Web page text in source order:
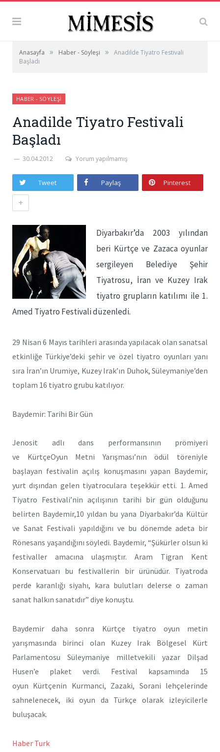
Anasayfa » Haber - Söyleşi »
Anadilde Tiyatro Festivali
Başladı
HABER - SÖYLEŞI
Anadilde Tiyatro Festivali
Başladı
30.04.2012 Yorum yapılmamış
Tweet Paylaş Pinterest
+
Diyarbakır’da 2003 yılından
beri Kürtçe ve Zazaca oyunlar
sergileyen Belediye Şehir
Tiyatrosu, İran ve Kuzey Irak
tiyatro grupların katılımı ile 1.
Amed Tiyatro Festivali düzenledi.
29 Nisan 6 Mayıs tarihleri arasında yapılacak olan sanatsal
etkinliğe Türkiye’deki şehir ve özel tiyatro oyunları yanı
sıra İran’ın Urumiye, Kuzey Irak’ın Duhok, Süleymaniye’den
toplam 16 tiyatro grubu katılıyor.
Baydemir: Tarihi Bir Gün
Jenosit adlı dans performansının prömiyeri
ve KürtçeOyun Metni Yarışması’nın ödül töreniyle
başlayan festivalin açılış konuşmasını yapan Baydemir,
yurt dışından gelen tiyatroculara teşekkür etti. 1. Amed
Tiyatro Festivali’nin açılışının tarihi bir gün olduğunu
belirten Baydemir,10 yıldan bu yana Diyarbakır’da Kültür
ve Sanat Festivali yapıldığını ve bu dönemde adeta bir
Rönesans yaşandığını söyledi. Baydemir, “Şükürler olsun ki
festivaller amacına ulaşmıştır. Aram Tigran Kent
Konservatuarı bu festivallerin bir ürünüdür. Tiyatroda
perde karanlığı siyahı, kara bulutları delerse o zaman
sanat halkın sanatıdır” diye konuştu.
Baydemir daha sonra Kürtçe tiyatro oyun metin
yarışmasında birinci olan Kuzey Irak Bölgesel Kürt
Parlamentosu Süleymaniye milletvekili yazar Dilşad
Husen’e plaket verdi. Festival kapsamında 15
oyun Kürtçenin Kurmanci, Zazaki, Sorani lehçelerinde
sahnelenecek, iki oyun da Türkçe olarak izleyicilerle
buluşacak.
Haber Turk